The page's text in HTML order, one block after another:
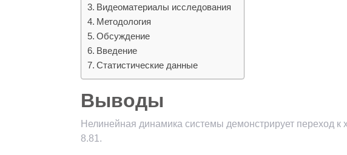
Видеоматериалы исследования
Методология
Обсуждение
Введение
Статистические данные
Выводы
Нелинейная динамика системы демонстрирует переход
8.81.